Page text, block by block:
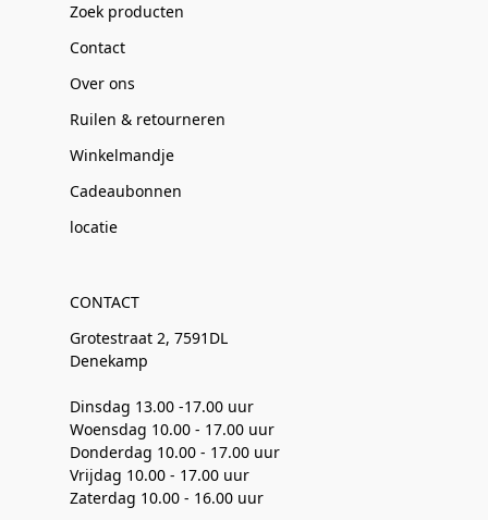
Zoek producten
Contact
Over ons
Ruilen & retourneren
Winkelmandje
Cadeaubonnen
locatie
CONTACT
Grotestraat 2, 7591DL
Denekamp
Dinsdag 13.00 -17.00 uur
Woensdag 10.00 - 17.00 uur
Donderdag 10.00 - 17.00 uur
Vrijdag 10.00 - 17.00 uur
Zaterdag 10.00 - 16.00 uur